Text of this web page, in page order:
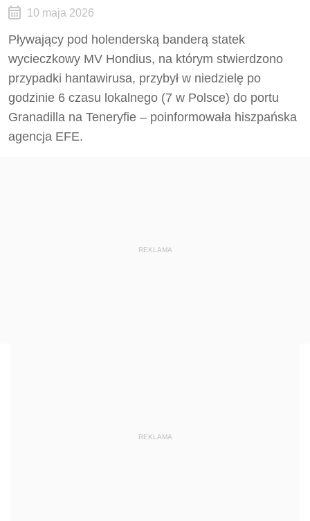
10 maja 2026
Pływający pod holenderską banderą statek
wycieczkowy MV Hondius, na którym stwierdzono
przypadki hantawirusa, przybył w niedzielę po
godzinie 6 czasu lokalnego (7 w Polsce) do portu
Granadilla na Teneryfie – poinformowała hiszpańska
agencja EFE.
REKLAMA
REKLAMA